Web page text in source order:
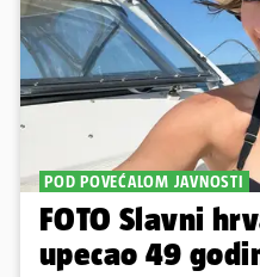
POD POVEĆALOM JAVNOSTI
FOTO Slavni
upecao 49